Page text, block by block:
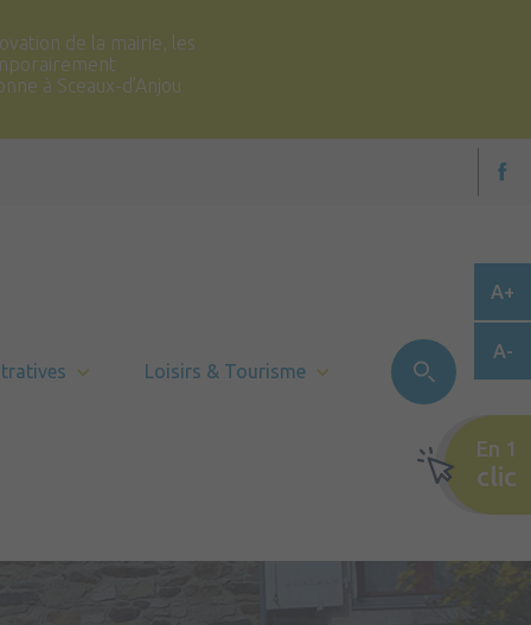
de la mairie, les
à Sceaux-d’Anjou
Loisirs & Tourisme
A+
A-
En 1
clic